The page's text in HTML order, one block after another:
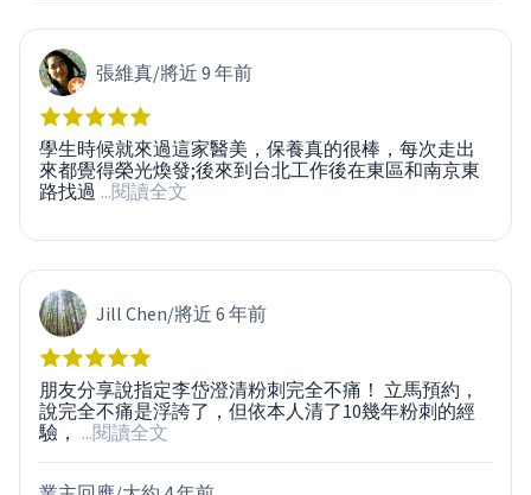
張維真/將近 9 年前
學生時候就來過這家醫美，保養真的很棒，每次走出
來都覺得榮光煥發;後來到台北工作後在東區和南京東
路找過 ...閱讀全文
Jill Chen/將近 6 年前
朋友分享說指定李岱澄清粉刺完全不痛！ 立馬預約，
說完全不痛是浮誇了，但依本人清了10幾年粉刺的經
驗， ...閱讀全文